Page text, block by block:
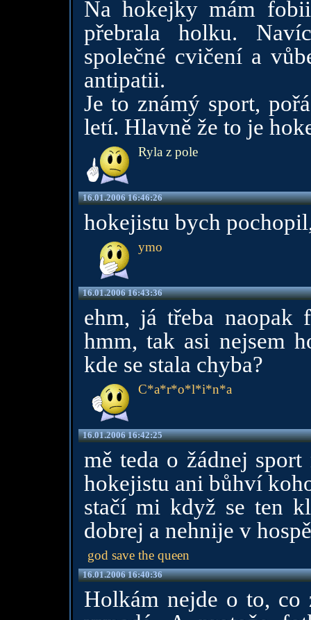
Na hokejky mám
přebrala holku.
společné cvičení a
antipatii.
Je to známý sport,
letí. Hlavně že to je
Ryla z pole
16.01.2006 16:46:26
hokejistu bych
ymo
16.01.2006 16:43:36
ehm, já třeba naopak
hmm, tak asi nejsem
kde se stala chyba?
C*a*r*o*l*i*n*a
16.01.2006 16:42:25
mě teda o žádnej
hokejistu ani bůhví
stačí mi když se ten
dobrej a nehnije v
god save the queen
16.01.2006 16:40:36
Holkám nejde o to,